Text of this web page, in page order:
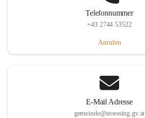
Telefonnummer
+43 2744 53522
Anrufen
E-Mail Adresse
gemeinde@stoessing.gv.at